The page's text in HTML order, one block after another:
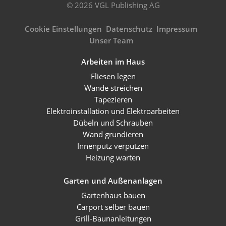
© 2026 VGL Publishing AG
Cookie Einstellungen Datenschutz Impressum
Unser Team
Arbeiten im Haus
Fliesen legen
Wände streichen
Tapezieren
Elektroinstallation und Elektroarbeiten
Dübeln und Schrauben
Wand grundieren
Innenputz verputzen
Heizung warten
Garten und Außenanlagen
Gartenhaus bauen
Carport selber bauen
Grill-Baunanleitungen